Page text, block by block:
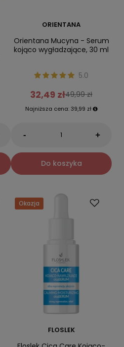
ORIENTANA
Orientana Mucyna - Serum
kojąco wygładzające, 30 ml
5.0
32,49 zł49,99 zł
Najniższa cena: 39,99 zł
- +
Do koszyka
Okazja
FLOSLEK